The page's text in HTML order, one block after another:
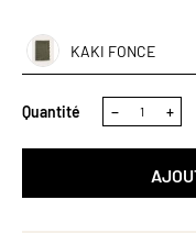
KAKI FONCE
Quantité − +